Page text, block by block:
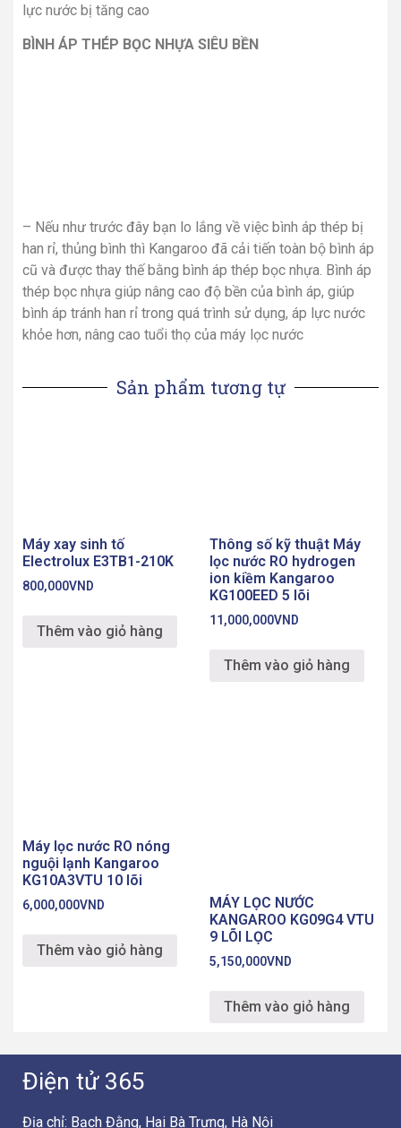
lực nước bị tăng cao
BÌNH ÁP THÉP BỌC NHỰA SIÊU BỀN
– Nếu như trước đây bạn lo lắng về việc bình áp thép bị
han rỉ, thủng bình thì Kangaroo đã cải tiến toàn bộ bình áp
cũ và được thay thế bằng bình áp thép bọc nhựa. Bình áp
thép bọc nhựa giúp nâng cao độ bền của bình áp, giúp
bình áp tránh han rỉ trong quá trình sử dụng, áp lực nước
khỏe hơn, nâng cao tuổi thọ của máy lọc nước
Sản phẩm tương tự
Máy xay sinh tố
Electrolux E3TB1-210K
800,000VND
Thêm vào giỏ hàng
Thông số kỹ thuật Máy
lọc nước RO hydrogen
ion kiềm Kangaroo
KG100EED 5 lõi
11,000,000VND
Thêm vào giỏ hàng
Máy lọc nước RO nóng
nguội lạnh Kangaroo
KG10A3VTU 10 lõi
6,000,000VND
Thêm vào giỏ hàng
MÁY LỌC NƯỚC
KANGAROO KG09G4 VTU
9 LÕI LỌC
5,150,000VND
Thêm vào giỏ hàng
Điện tử 365
Địa chỉ: Bạch Đằng, Hai Bà Trưng, Hà Nội